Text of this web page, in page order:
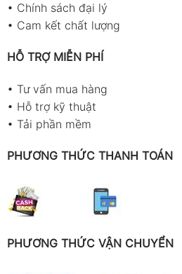
• Chính sách đại lý
• Cam kết chất lượng
HỖ TRỢ MIỄN PHÍ
• Tư vấn mua hàng
• Hỗ trợ kỹ thuật
• Tải phần mềm
PHƯƠNG THỨC THANH TOÁN
PHƯƠNG THỨC VẬN CHUYỂN